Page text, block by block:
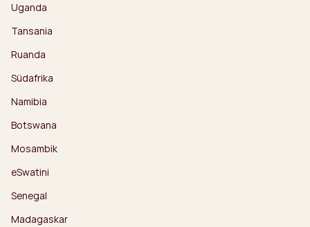
Uganda
Tansania
Ruanda
Südafrika
Namibia
Botswana
Mosambik
eSwatini
Senegal
Madagaskar